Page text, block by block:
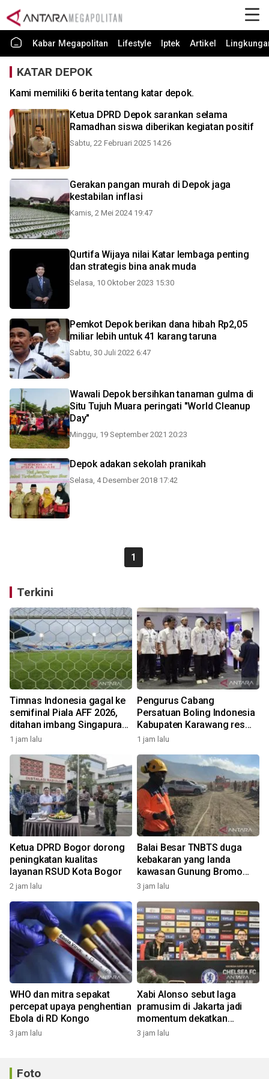
Kabar Megapolitan Lifestyle Iptek Artikel
KATAR DEPOK
Kami memiliki 6 berita tentang katar depok.
Ketua DPRD Depok sarankan selama
Ramadhan siswa diberikan kegiatan positif
Sabtu, 22 Februari 2025 14:26
Gerakan pangan murah di Depok jaga
kestabilan inflasi
Kamis, 2 Mei 2024 19:47
Qurtifa Wijaya nilai Katar lembaga penting
dan strategis bina anak muda
Selasa, 10 Oktober 2023 15:30
Pemkot Depok berikan dana hibah Rp2,05
miliar lebih untuk 41 karang taruna
Sabtu, 30 Juli 2022 6:47
Wawali Depok bersihkan tanaman gulma di
Situ Tujuh Muara peringati "World Cleanup
Day"
Minggu, 19 September 2021 20:23
Depok adakan sekolah pranikah
Selasa, 4 Desember 2018 17:42
1
Terkini
Timnas Indonesia gagal ke
semifinal Piala AFF 2026,
ditahan imbang Singapura
1-1
1 jam lalu
Pengurus Cabang
Persatuan Boling Indonesia
Kabupaten Karawang resmi
terbentuk
1 jam lalu
Ketua DPRD Bogor dorong
peningkatan kualitas
layanan RSUD Kota Bogor
2 jam lalu
Balai Besar TNBTS duga
kebakaran yang landa
kawasan Gunung Bromo
karena aktivitas manusia
3 jam lalu
WHO dan mitra sepakat
percepat upaya penghentian
Ebola di RD Kongo
3 jam lalu
Xabi Alonso sebut laga
pramusim di Jakarta jadi
momentum dekatkan
Chelsea dengan penggemar
3 jam lalu
Foto